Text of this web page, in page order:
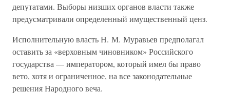
депутатами. Выборы низших органов власти также
предусматривали определенный имущественный ценз.
Исполнительную власть Н. М. Муравьев предполагал
оставить за «верховным чиновником» Российского
государства — императором, который имел бы право
вето, хотя и ограниченное, на все законодательные
решения Народного веча.